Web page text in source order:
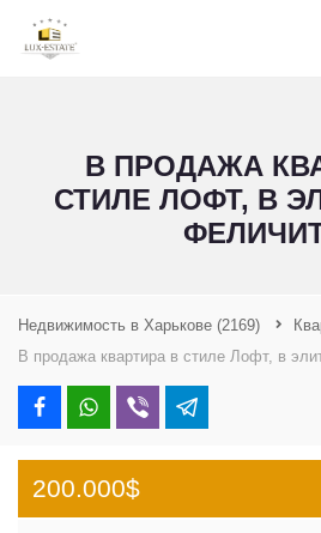
В ПРОДАЖА
СТИЛЕ ЛОФТ, В
Недвижимость в Харькове (2169)
В продажа квартира в стиле Лофт, в
200.000$